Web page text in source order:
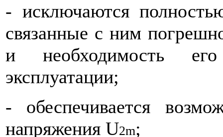
- исключаются
связанные с ним
и необходимость
эксплуатации;
- обеспечивается
напряжения U2m;